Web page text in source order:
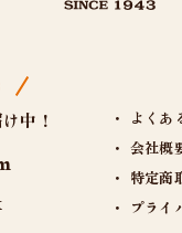
中！
よくあ
会社概
特定商
プライ